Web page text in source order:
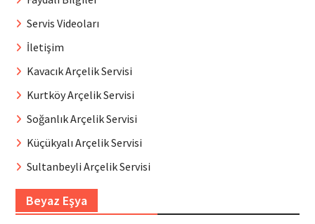
Servis Videoları
İletişim
Kavacık Arçelik Servisi
Kurtköy Arçelik Servisi
Soğanlık Arçelik Servisi
Küçükyalı Arçelik Servisi
Sultanbeyli Arçelik Servisi
Beyaz Eşya